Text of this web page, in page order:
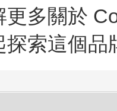
更多關於
探索這個